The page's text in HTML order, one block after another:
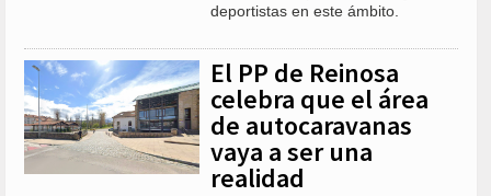
deportistas en este ámbito.
El PP de Reinosa
celebra que el área
de autocaravanas
vaya a ser una
realidad